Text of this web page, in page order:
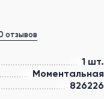
отзывов
1 шт.
Моментальная
826226